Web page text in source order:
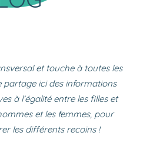
et touche à toutes les
partage ici des informations
à l’égalité entre les filles et
et les femmes, pour
les différents recoins !